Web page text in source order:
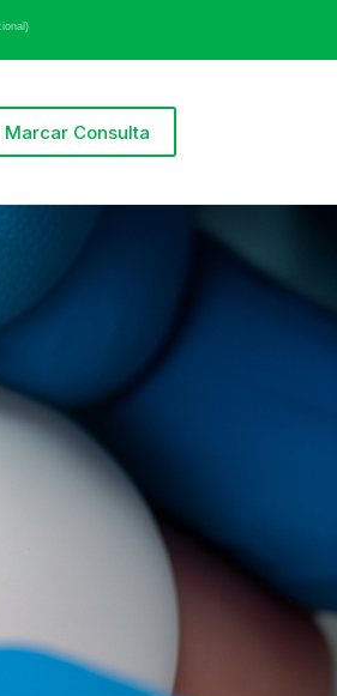
Marcar Consulta